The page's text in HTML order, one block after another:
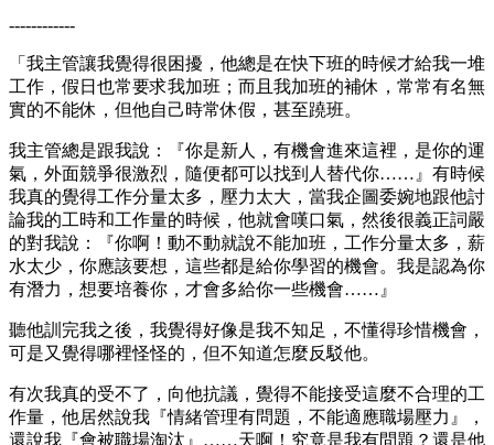
------------
「我主管讓我覺得很困擾，他總是在快下班的時候才給我一堆
工作，假日也常要求我加班；而且我加班的補休，常常有名無
實的不能休，但他自己時常休假，甚至蹺班。
我主管總是跟我說：『你是新人，有機會進來這裡，是你的運
氣，外面競爭很激烈，隨便都可以找到人替代你……』有時候
我真的覺得工作分量太多，壓力太大，當我企圖委婉地跟他討
論我的工時和工作量的時候，他就會嘆口氣，然後很義正詞嚴
的對我說：『你啊！動不動就說不能加班，工作分量太多，薪
水太少，你應該要想，這些都是給你學習的機會。我是認為你
有潛力，想要培養你，才會多給你一些機會……』
聽他訓完我之後，我覺得好像是我不知足，不懂得珍惜機會，
可是又覺得哪裡怪怪的，但不知道怎麼反駁他。
有次我真的受不了，向他抗議，覺得不能接受這麼不合理的工
作量，他居然說我『情緒管理有問題，不能適應職場壓力』，
還說我『會被職場淘汰』……天啊！究竟是我有問題？還是他